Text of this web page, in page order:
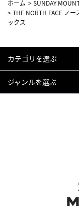
ホーム >SUNDAY
>THE NORTH FACE ノ
ックス
カテゴリを選ぶ
ジャンルを選ぶ